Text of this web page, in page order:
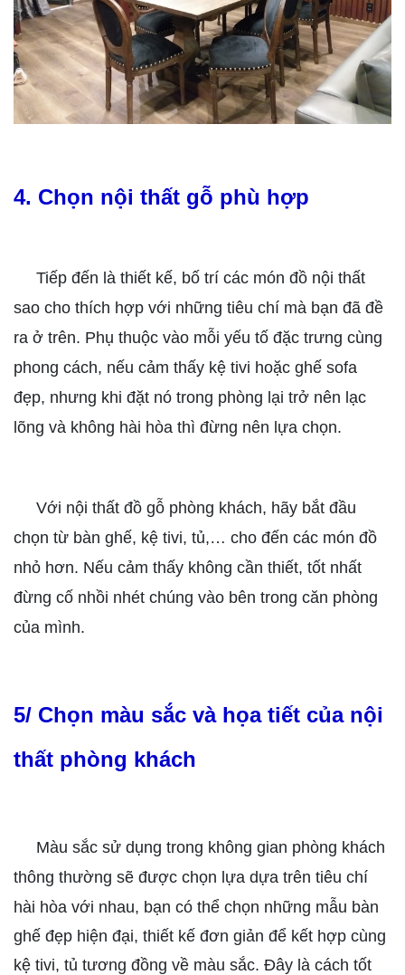
4. Chọn nội thất gỗ phù hợp
Tiếp đến là thiết kế, bố trí các món đồ nội thất
sao cho thích hợp với những tiêu chí mà bạn đã đề
ra ở trên. Phụ thuộc vào mỗi yếu tố đặc trưng cùng
phong cách, nếu cảm thấy kệ tivi hoặc ghế sofa
đẹp, nhưng khi đặt nó trong phòng lại trở nên lạc
lõng và không hài hòa thì đừng nên lựa chọn.
Với nội thất đồ gỗ phòng khách, hãy bắt đầu
chọn từ bàn ghế, kệ tivi, tủ,… cho đến các món đồ
nhỏ hơn. Nếu cảm thấy không cần thiết, tốt nhất
đừng cố nhồi nhét chúng vào bên trong căn phòng
của mình.
5/ Chọn màu sắc và họa tiết của nội
thất phòng khách
Màu sắc sử dụng trong không gian phòng khách
thông thường sẽ được chọn lựa dựa trên tiêu chí
hài hòa với nhau, bạn có thể chọn những mẫu bàn
ghế đẹp hiện đại, thiết kế đơn giản để kết hợp cùng
kệ tivi, tủ tương đồng về màu sắc. Đây là cách tốt